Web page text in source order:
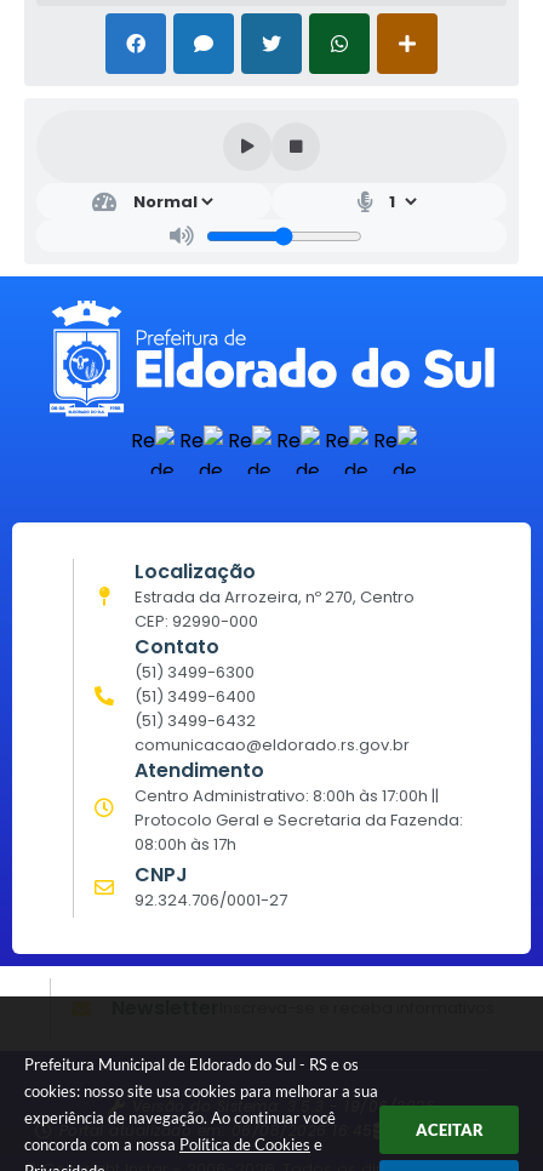
Prefeitura Municipal de Eldorado do Sul - RS e os
cookies: nosso site usa cookies para melhorar a sua
experiência de navegação. Ao continuar você
concorda com a nossa Política de Cookies e
ACEITAR
Localização
Estrada da Arrozeira, nº 270, Centro
CEP: 92990-000
Contato
(51) 3499-6300
(51) 3499-6400
(51) 3499-6432
comunicacao@eldorado.rs.gov.br
Atendimento
Centro Administrativo: 8:00h às 17:00h ||
Protocolo Geral e Secretaria da Fazenda:
08:00h às 17h
CNPJ
92.324.706/0001-27
Versão do Sistema:
3.5.3 - 19/06/2026
Portal atualizado em: 06/08/2026 16:45 Dados Abertos